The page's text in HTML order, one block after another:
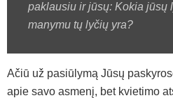
paklausiu ir jūsų: Kokia jūsų
manymu tų lyčių yra?
Ačiū už pasiūlymą Jūsų
apie savo asmenį, bet kvietimo